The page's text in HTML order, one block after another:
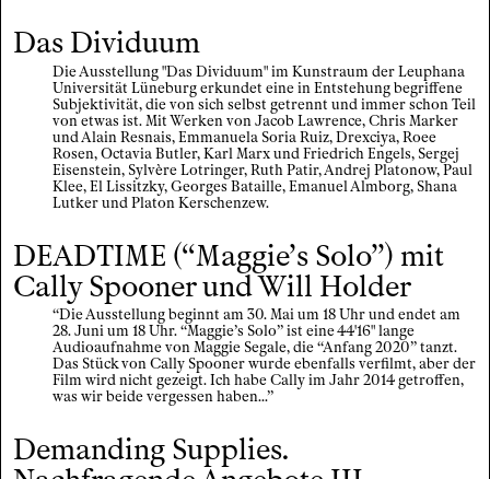
Das Dividuum
Die Ausstellung "Das Dividuum" im Kunstraum der Leuphana
Universität Lüneburg erkundet eine in Entstehung begriffene
Subjektivität, die von sich selbst getrennt und immer schon Teil
von etwas ist. Mit Werken von Jacob Lawrence, Chris Marker
und Alain Resnais, Emmanuela Soria Ruiz, Drexciya, Roee
Rosen, Octavia Butler, Karl Marx und Friedrich Engels, Sergej
Eisenstein, Sylvère Lotringer, Ruth Patir, Andrej Platonow, Paul
Klee, El Lissitzky, Georges Bataille, Emanuel Almborg, Shana
Lutker und Platon Kerschenzew.
DEADTIME (“Maggie’s Solo”) mit
Cally Spooner und Will Holder
“Die Ausstellung beginnt am 30. Mai um 18 Uhr und endet am
28. Juni um 18 Uhr. “Maggie’s Solo” ist eine 44'16" lange
Audioaufnahme von Maggie Segale, die “Anfang 2020” tanzt.
Das Stück von Cally Spooner wurde ebenfalls verfilmt, aber der
Film wird nicht gezeigt. Ich habe Cally im Jahr 2014 getroffen,
was wir beide vergessen haben...”
Demanding Supplies.